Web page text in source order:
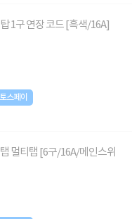
1구 연장 코드 [흑색/16A]
토스페이
멀티탭 [6구/16A/메인스위